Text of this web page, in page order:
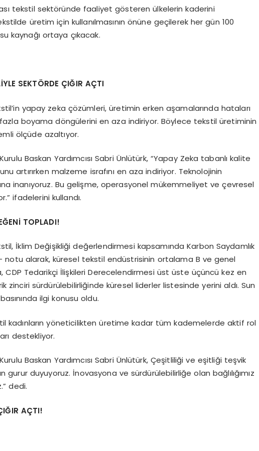
tekstil sektöründe faaliyet gösteren ülkelerin kaderini
üretim için kullanılmasının önüne geçilerek her gün 100
kaynağı ortaya çıkacak.
SEKTÖRDE ÇIĞIR AÇTI
yapay zeka çözümleri, üretimin erken aşamalarında hataları
boyama döngülerini en aza indiriyor. Böylece tekstil üretiminin
ölçüde azaltıyor.
Baskan Yardımcısı Sabri Ünlütürk, “Yapay Zeka tabanlı kalite
artırırken malzeme israfını en aza indiriyor. Teknolojinin
inanıyoruz. Bu gelişme, operasyonel mükemmeliyet ve çevresel
ifadelerini kullandı.
TOPLADI!
İklim Değişikliği değerlendirmesi kapsamında Karbon Saydamlık
notu alarak, küresel tekstil endüstrisinin ortalama B ve genel
CDP Tedarikçi İlişkileri Derecelendirmesi üst üste üçüncü kez en
zinciri sürdürülebilirliğinde küresel liderler listesinde yerini aldı. Sun
ilgi konusu oldu.
kadınların yöneticilikten üretime kadar tüm kademelerde aktif rol
destekliyor.
Baskan Yardımcısı Sabri Ünlütürk, Çeşitliliği ve eşitliği teşvik
duyuyoruz. İnovasyona ve sürdürülebilirliğe olan bağlılığımız
dedi.
AÇTI!